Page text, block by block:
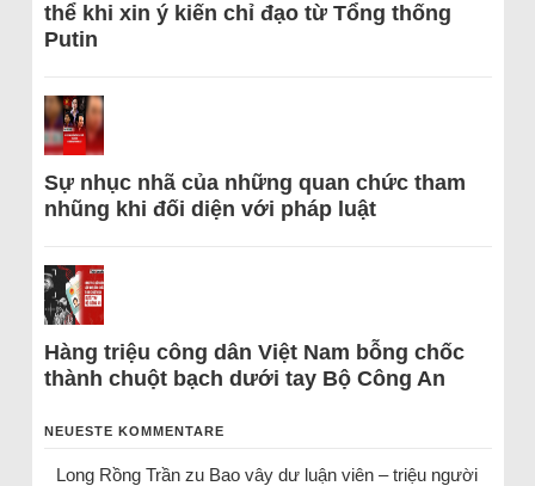
thể khi xin ý kiến chỉ đạo từ Tổng thống
Putin
Sự nhục nhã của những quan chức tham
nhũng khi đối diện với pháp luật
Hàng triệu công dân Việt Nam bỗng chốc
thành chuột bạch dưới tay Bộ Công An
NEUESTE KOMMENTARE
Long Rồng Trầnzu Bao vây dư luận viên – triệu người